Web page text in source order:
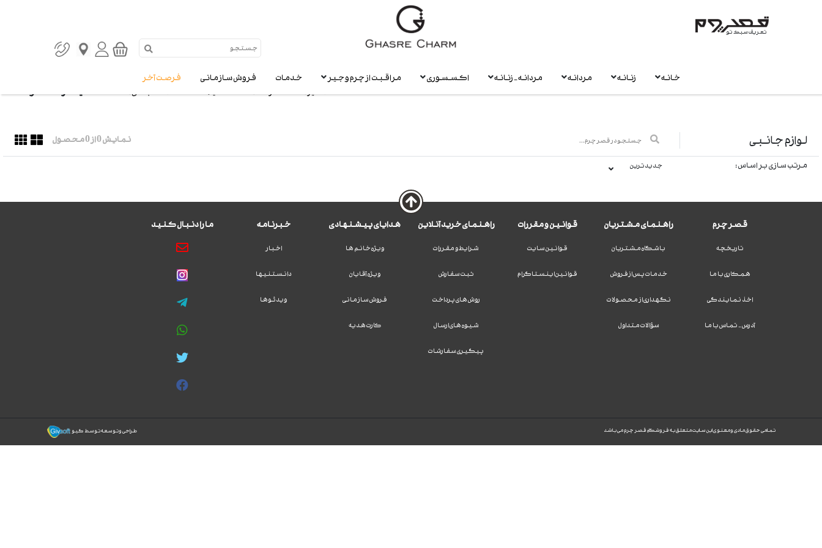
تعریف سبک تو
خانه زنانه مردانه مردانه - زنانه اکسسوری مراقبت از چرم و جیر خدمات فروش سازمانی فرصت آخر
سایز ها رنگ ها قیمت دسته بندی ها
لوازم جانبی نمایش0از 0 محصول
مرتب سازی بر اساس : جدیدترین
قصر چرم
تاریخچه
همکاری با ما
اخذ نمایندگی
آدرس - تماس با ما
راهنمای مشتریان
باشگاه مشتریان
خدمات پس از فروش
نگهداری از محصولات
سؤالات متداول
قوانین و مقررات
قوانین سایت
قوانین اینستاگرام
راهنمای خرید آنلاین
شرایط و مقررات
ثبت سفارش
روش های پرداخت
شیوه های ارسال
پیگیری سفارشات
هدایای پیشنهادی
ویژه خانم ها
ویژه آقایان
فروش سازمانی
کارت هدیه
خبرنامه
اخبار
دانستنیها
ویدئوها
ما را دنبال کنید
تمامی حقوق مادی و معنوی این سایت متعلق به فروشگاه قصر چرم می باشد طراحی و توسعه توسط گیو